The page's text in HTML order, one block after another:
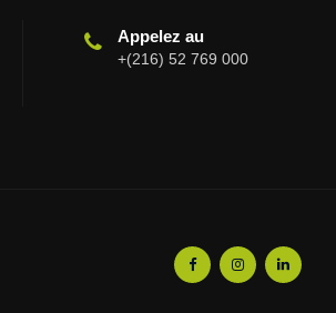
Appelez au
+(216) 52 769 000